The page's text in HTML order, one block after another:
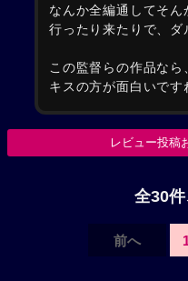
なんか全編通してそ
行ったり来たりで、ダ
この監督らの作品な
キスの方が面白いです
レビュー投稿
全30
前へ